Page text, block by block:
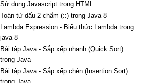
Sử dụng Javascript trong HTML
Toán tử dấu 2 chấm (::) trong Java 8
Lambda Expression - Biểu thức Lambda trong
java 8
Bài tập Java - Sắp xếp nhanh (Quick Sort)
trong Java
Bài tập Java - Sắp xếp chèn (Insertion Sort)